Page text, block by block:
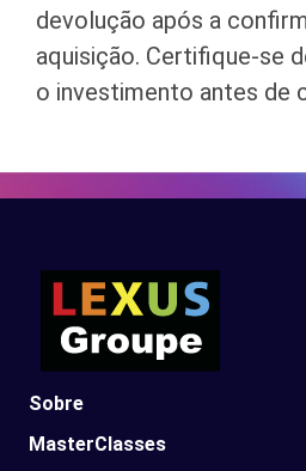
devolução após a
aquisição. Certifique-se
o investimento antes de
Sobre
MasterClasses